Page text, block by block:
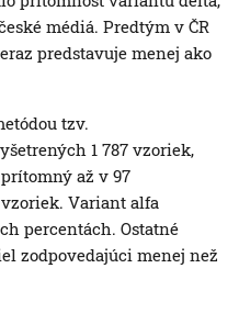
médiá. Predtým v ČR
predstavuje menej ako
tzv.
1 787 vzoriek,
až v 97
Variant alfa
percentách. Ostatné
zodpovedajúci menej než